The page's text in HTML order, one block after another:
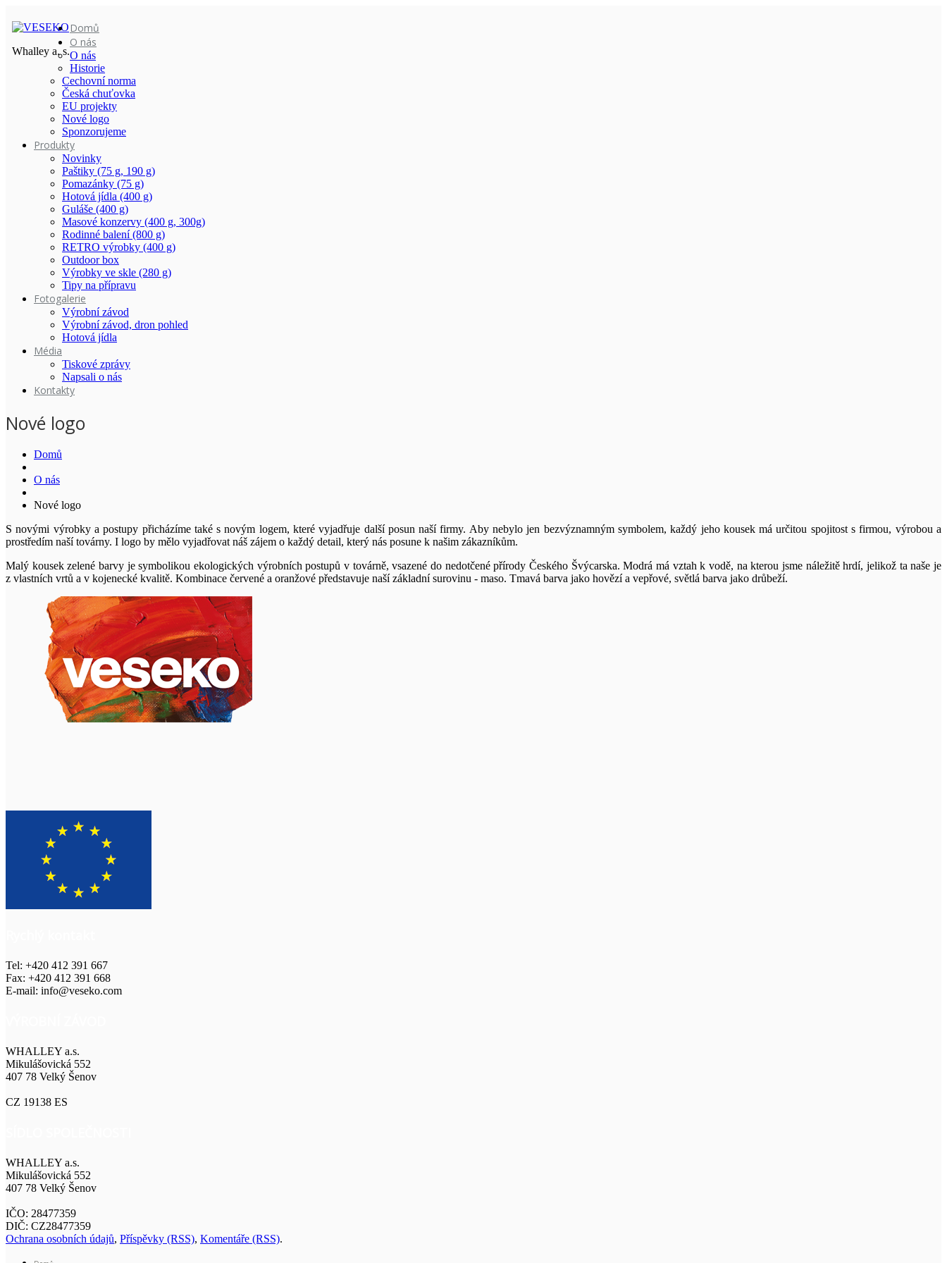
Whalley a. s.
Domů
O nás
O nás
Historie
Cechovní norma
Česká chuťovka
EU projekty
Nové logo
Sponzorujeme
Produkty
Novinky
Paštiky (75 g, 190 g)
Pomazánky (75 g)
Hotová jídla (400 g)
Guláše (400 g)
Masové konzervy (400 g, 300g)
Rodinné balení (800 g)
RETRO výrobky (400 g)
Outdoor box
Výrobky ve skle (280 g)
Tipy na přípravu
Fotogalerie
Výrobní závod
Výrobní závod, dron pohled
Hotová jídla
Média
Tiskové zprávy
Napsali o nás
Kontakty
Nové logo
Domů
O nás
Nové logo
S novými výrobky a postupy přicházíme také s novým logem, které vyjadřuje další posun naší firmy. Aby nebylo jen bezvýznamným symbolem, každý jeho kousek má určitou spojitost s firmou, výrobou a
prostředím naší továrny. I logo by mělo vyjadřovat náš zájem o každý detail, který nás posune k našim zákazníkům.
Malý kousek zelené barvy je symbolikou ekologických výrobních postupů v továrně, vsazené do nedotčené přírody Českého Švýcarska. Modrá má vztah k vodě, na kterou jsme náležitě hrdí, jelikož ta naše je
z vlastních vrtů a v kojenecké kvalitě. Kombinace červené a oranžové představuje naší základní surovinu - maso. Tmavá barva jako hovězí a vepřové, světlá barva jako drůbeží.
Tel: +420 412 391 667
Fax: +420 412 391 668
E-mail: info@veseko.com
WHALLEY a.s.
Mikulášovická 552
407 78 Velký Šenov
CZ 19138 ES
WHALLEY a.s.
Mikulášovická 552
407 78 Velký Šenov
IČO: 28477359
DIČ: CZ28477359
Ochrana osobních údajů, Příspěvky (RSS), Komentáře (RSS).